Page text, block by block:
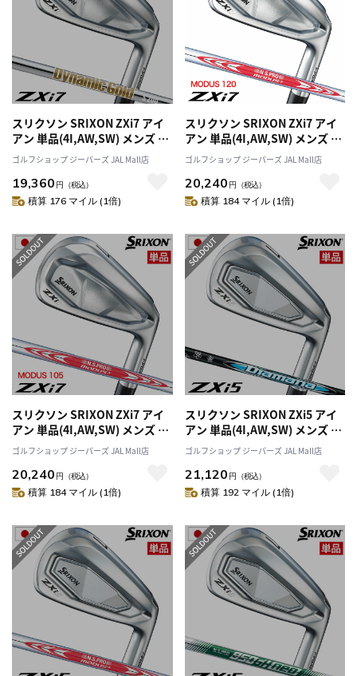
スリクソン SRIXON ZXi7 アイ
アン 単品(4I,AW,SW) メンズ 右
用 ダイナミックゴールド 2025
年モデル 日本正規品
ゴルフショップ ジーパーズ JAL Mall店
19,360 円 （税込）
積算 176 マイル (1倍)
スリクソン SRIXON ZXi7 アイ
アン 単品(4I,AW,SW) メンズ 右
用 N.S.PRO MODUS3 TOUR
120 2025年モデル 日本正規品
ゴルフショップ ジーパーズ JAL Mall店
20,240 円 （税込）
積算 184 マイル (1倍)
スリクソン SRIXON ZXi7 アイ
アン 単品(4I,AW,SW) メンズ 右
用 N.S.PRO MODUS3 TOUR
105 2025年モデル 日本正規品
ゴルフショップ ジーパーズ JAL Mall店
20,240 円 （税込）
積算 184 マイル (1倍)
スリクソン SRIXON ZXi5 アイ
アン 単品(4I,AW,SW) メンズ 右
用 Diamana ZXi for IRON 2025
年モデル 日本正規品
ゴルフショップ ジーパーズ JAL Mall店
21,120 円 （税込）
積算 192 マイル (1倍)